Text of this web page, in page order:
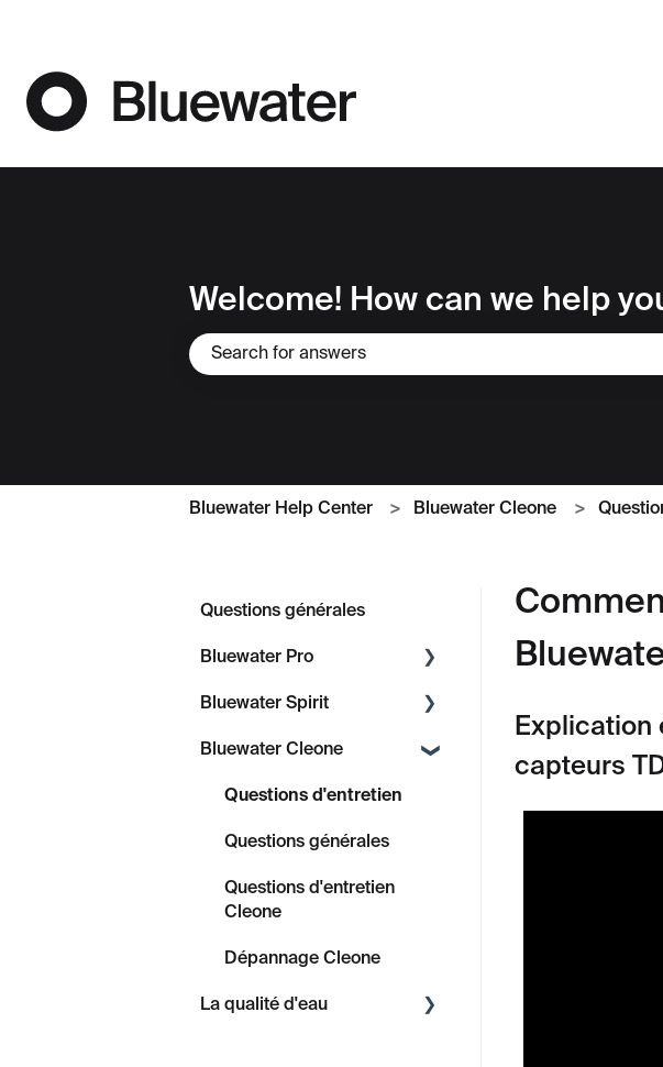
Welcome! How can we help
Bluewater Help Center Bluewater Cleone
Explication
capteurs
Questions générales
Bluewater Pro
Questions d'entretien
Sujets généraux
Sujets d'entretien
Dépannage
Bluewater Spirit
Questions d'entretien
Spirit
Questions d'entretien
Bluewater Cleone
Questions d'entretien
Questions générales
Questions d'entretien
Cleone
Dépannage Cleone
La qualité d'eau